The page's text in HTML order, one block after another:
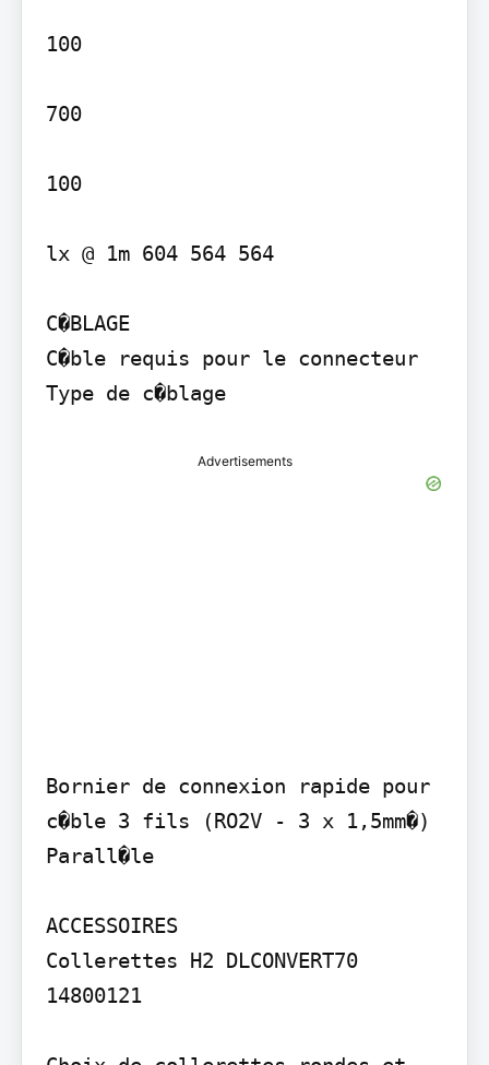
100
700
100
lx @ 1m 604 564 564
C�BLAGE
C�ble requis pour le connecteur
Type de c�blage
Advertisements
Bornier de connexion rapide pour
c�ble 3 fils (RO2V - 3 x 1,5mm�)
Parall�le
ACCESSOIRES
Collerettes H2 DLCONVERT70
14800121